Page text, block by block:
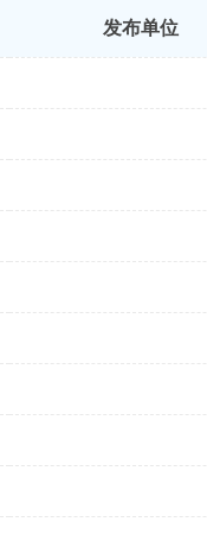
发布单位